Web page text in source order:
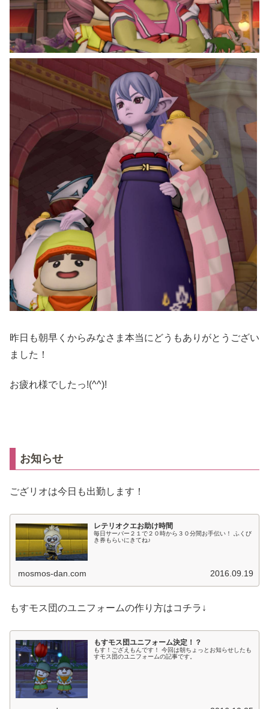
昨日も朝早くからみなさま本当にどうもありがとうござい
ました！
お疲れ様でしたっ!(^^)!
お知らせ
ござリオは今日も出勤します！
レテリオクエお助け時間
毎日サーバー２１で２０時から３０分間お手伝い！ ふくび
き券もらいにきてね♪
mosmos-dan.com 2016.09.19
もすモス団のユニフォームの作り方はコチラ↓
もすモス団ユニフォーム決定！？
もす！ござえもんです！ 今回は朝ちょっとお知らせしたも
すモス団のユニフォームの記事です。